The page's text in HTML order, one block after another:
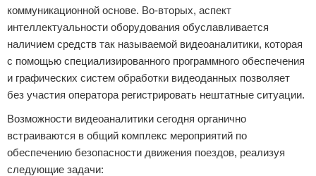
коммуникационной основе. Во-вторых, аспект
интеллектуальности оборудования обуславливается
наличием средств так называемой видеоаналитики, которая
с помощью специализированного программного обеспечения
и графических систем обработки видеоданных позволяет
без участия оператора регистрировать нештатные ситуации.
Возможности видеоаналитики сегодня органично
встраиваются в общий комплекс мероприятий по
обеспечению безопасности движения поездов, реализуя
следующие задачи: